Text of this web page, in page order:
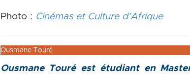
Photo : Cinémas et Culture d’Afrique
Ousmane Touré
Ousmane Touré est étudiant en